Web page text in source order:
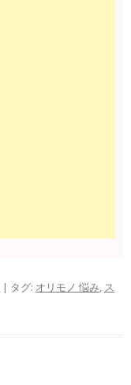
| タグ: オリモノ 悩み, ス